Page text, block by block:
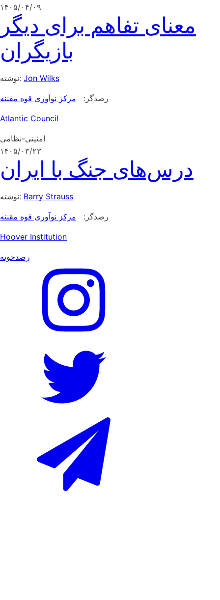
۱۴۰۵/۰۴/۰۹
معنای تفاهم برای دیگر
بازیگران
نوشته: Jon Wilks
رصدگر: مرکز نوآوری قوه مقننه
Atlantic Council
امنیتی-نظامی
۱۴۰۵/۰۳/۲۳
درس‌های جنگ با ایران
نوشته: Barry Strauss
رصدگر: مرکز نوآوری قوه مقننه
Hoover Institution
رصدخونه